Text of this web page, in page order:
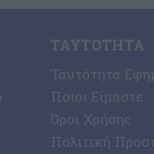
ΤΑΥΤΌΤΗΤΑ
Ταυτότητα
Ποιοι Είμαστε
Όροι Χρήσης
Πολιτική